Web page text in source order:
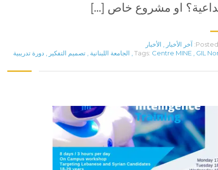
او مشروع خاص […]
Posted آخر الأخبار , الأخبار
Tags: Centre MINE , GIL
, الجامعة اللبنانية , تصميم التفكير , دورة تدريبية